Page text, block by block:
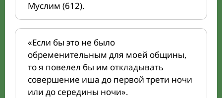
Муслим (612).
«Если бы это не было
обременительным для моей общины,
то я повелел бы им откладывать
совершение иша до первой трети ночи
или до середины ночи».